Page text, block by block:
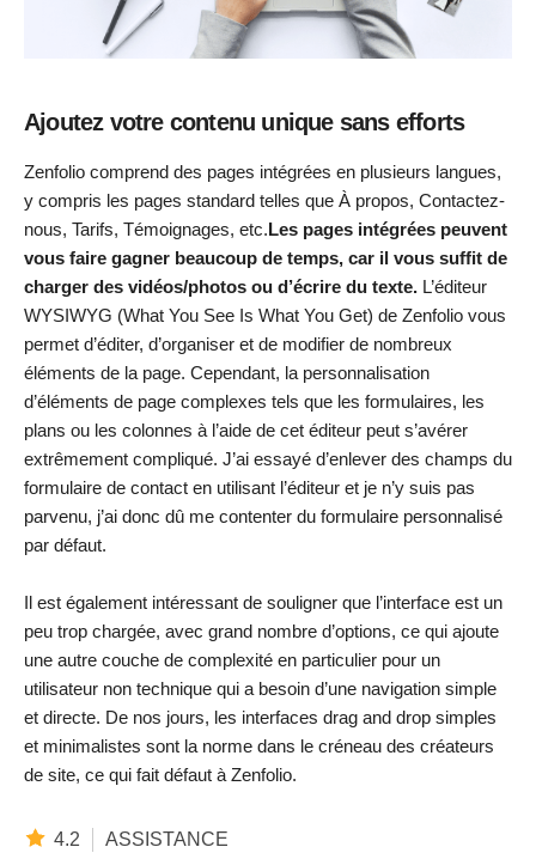
Ajoutez votre contenu unique sans efforts
Zenfolio comprend des pages intégrées en plusieurs langues,
y compris les pages standard telles que À propos, Contactez-
nous, Tarifs, Témoignages, etc.Les pages intégrées peuvent
vous faire gagner beaucoup de temps, car il vous suffit de
charger des vidéos/photos ou d’écrire du texte. L’éditeur
WYSIWYG (What You See Is What You Get) de Zenfolio vous
permet d’éditer, d’organiser et de modifier de nombreux
éléments de la page. Cependant, la personnalisation
d’éléments de page complexes tels que les formulaires, les
plans ou les colonnes à l’aide de cet éditeur peut s’avérer
extrêmement compliqué. J’ai essayé d’enlever des champs du
formulaire de contact en utilisant l’éditeur et je n’y suis pas
parvenu, j’ai donc dû me contenter du formulaire personnalisé
par défaut.
Il est également intéressant de souligner que l’interface est un
peu trop chargée, avec grand nombre d’options, ce qui ajoute
une autre couche de complexité en particulier pour un
utilisateur non technique qui a besoin d’une navigation simple
et directe. De nos jours, les interfaces drag and drop simples
et minimalistes sont la norme dans le créneau des créateurs
de site, ce qui fait défaut à Zenfolio.
4.2 ASSISTANCE